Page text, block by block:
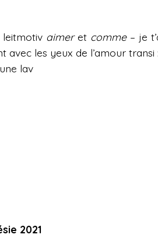
leitmotiv aimeret comme– je
avec les yeux de l’amour
lav
2021